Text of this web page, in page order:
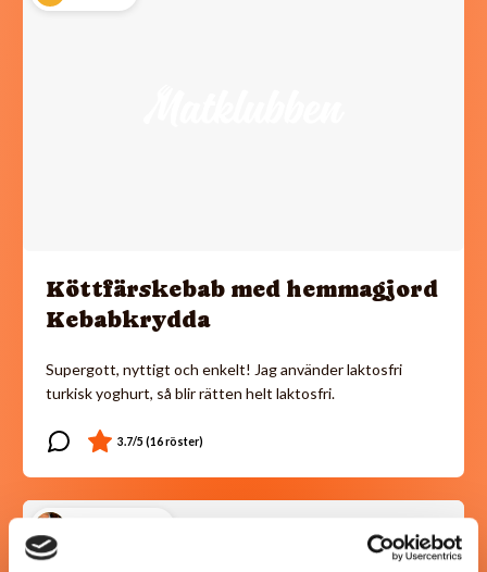
Köttfärskebab med hemmagjord
Kebabkrydda
Supergott, nyttigt och enkelt! Jag använder laktosfri
turkisk yoghurt, så blir rätten helt laktosfri.